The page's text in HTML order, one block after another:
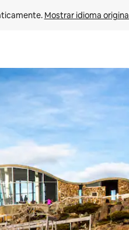
Mostrar idioma